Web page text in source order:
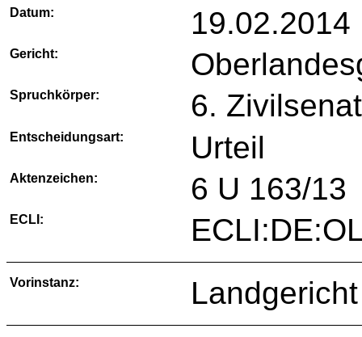
Datum: 19.02.2014
Gericht:
Spruchkörper: 6. Zivilsenat
Entscheidungsart: Urteil
Aktenzeichen: 6 U 163/13
ECLI:
Vorinstanz: